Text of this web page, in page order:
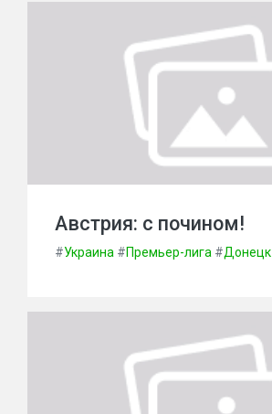
Австрия: с почином!
#Украина #Премьер-лига #Донецк